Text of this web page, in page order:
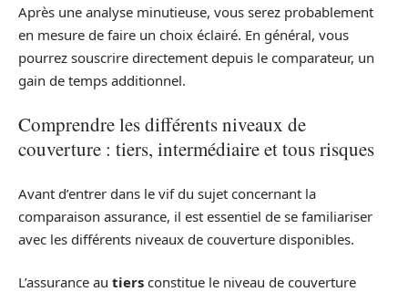
Après une analyse minutieuse, vous serez probablement
en mesure de faire un choix éclairé. En général, vous
pourrez souscrire directement depuis le comparateur, un
gain de temps additionnel.
Comprendre les différents niveaux de
couverture : tiers, intermédiaire et tous risques
Avant d’entrer dans le vif du sujet concernant la
comparaison assurance, il est essentiel de se familiariser
avec les différents niveaux de couverture disponibles.
L’assurance au tiers constitue le niveau de couverture